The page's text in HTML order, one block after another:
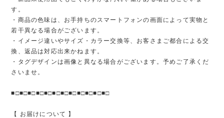
す。
・商品の色味は、お手持ちのスマートフォンの画面によって実物と
若干異なる場合がございます。
・イメージ違いやサイズ・カラー交換等、お客さまご都合による交
換、返品は対応出来かねます。
・タグデザインは画像と異なる場合がございます。予めご了承くだ
さいませ。
■□■□■□■□■□■□■□■□■□■□■□■□
【 お届けについて 】